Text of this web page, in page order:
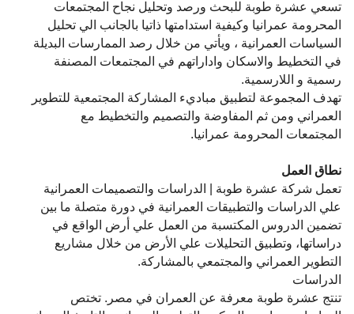
تسعي عشرة طوبة للبحث ورصد وتحليل نجاح المجتمعات
المحرومة عمرانيا وكيفية استدامتها ذاتيا بالجانب الي تحليل
السياسات العمرانية ، ويأتي من خلال رصد الممارسات البديلة
في التخطيط والاسكان واداراتهم في المجتمعات المصنفة
رسمية و اللارسمية.
تهدف المجموعة لتطبيق مباديء المشاركة المجتمعية للتطوير
العمراني ومن ثم المفاوضة والتصميم والتخطيط مع
المجتمعات المحرومة عمرانيا.
نطاق العمل
تعمل شركة عشرة طوبة | الدراسات والتصميمات العمرانية
علي الدراسات والتطبيقات العمرانية في دورة متصلة ما بين
تضمين الدروس المكتسبة من العمل علي أرض الواقع في
دراساتها، وتطبيق التحليلات علي الأرض من خلال مشاريع
التطوير العمراني والمجتمعي بالمشاركة.
الدراسات
تنتج عشرة طوبة معرفة عن العمران في مصر. تختص